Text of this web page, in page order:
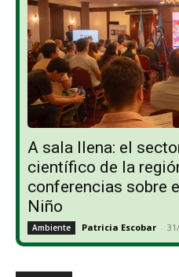
A sala llena: el
científico de la
conferencias sobre
Niño
Ambiente Patricia Escobar -